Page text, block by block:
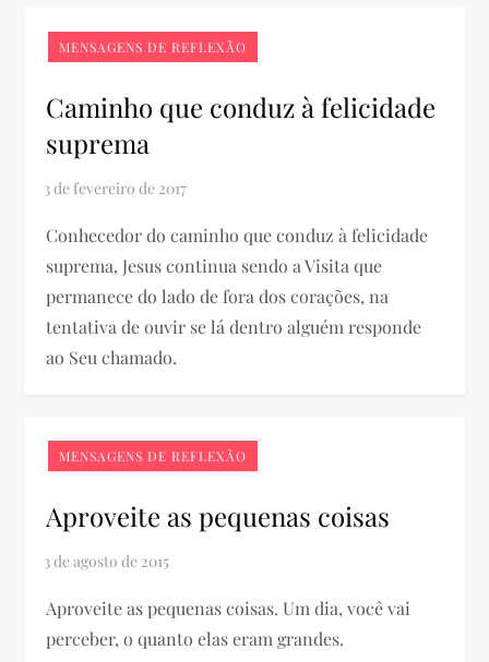
MENSAGENS DE REFLEXÃO
Caminho que conduz à felicidade
suprema
Conhecedor do caminho que conduz à felicidade
suprema, Jesus continua sendo a Visita que
permanece do lado de fora dos corações, na
tentativa de ouvir se lá dentro alguém responde
ao Seu chamado.
MENSAGENS DE REFLEXÃO
Aproveite as pequenas coisas
Aproveite as pequenas coisas. Um dia, você vai
perceber, o quanto elas eram grandes.